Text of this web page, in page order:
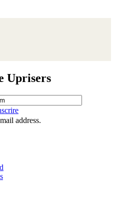
Uprisers
e-
address.